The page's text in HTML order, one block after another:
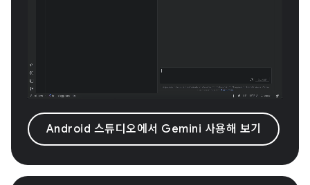
Android 스튜디오에서 Gemini 사용해 보기